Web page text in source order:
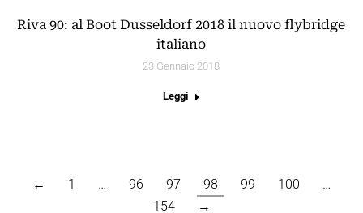
Riva 90: al Boot Dusseldorf 2018 il nuovo flybridge
italiano
23 Gennaio 2018
Leggi
← 1 … 96 97 98 99 100
…
154
→